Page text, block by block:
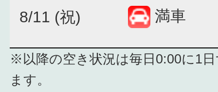
8/11 (祝) 満車
※以降の空き状況は毎日0:00に1
ます。